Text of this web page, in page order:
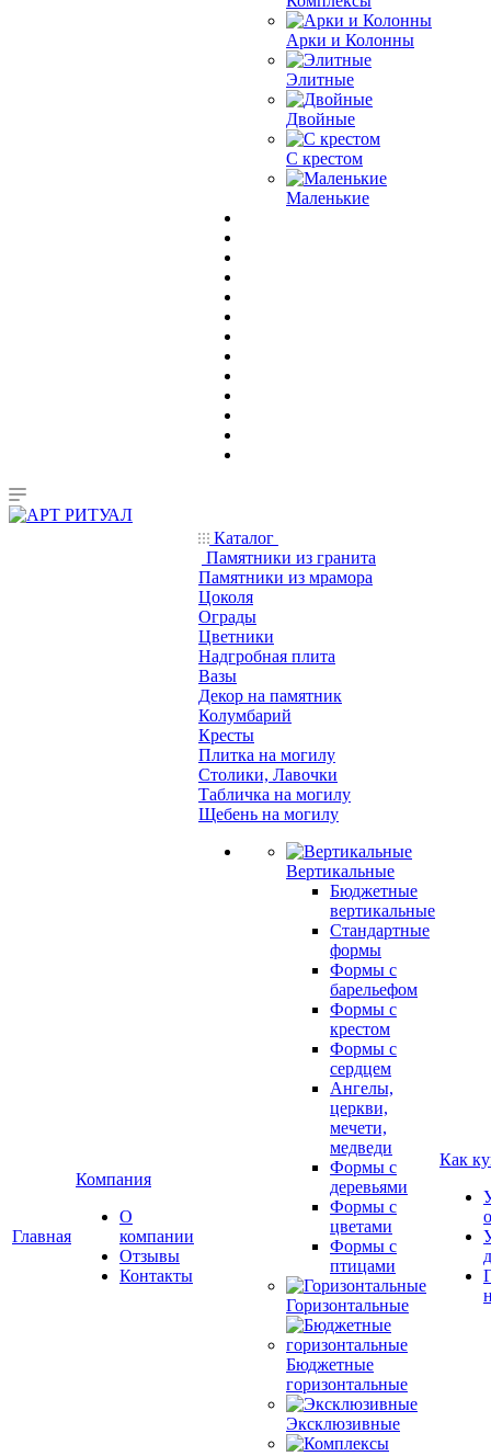
Арки и Колонны
Элитные
Двойные
С крестом
Маленькие
Главная
Компания
О
компании
Отзывы
Контакты
Каталог
Памятники из гранита
Памятники из мрамора
Цоколя
Ограды
Цветники
Надгробная плита
Вазы
Декор на памятник
Колумбарий
Кресты
Плитка на могилу
Столики, Лавочки
Табличка на могилу
Щебень на могилу
Вертикальные
Бюджетные
вертикальные
Стандартные
формы
Формы с
барельефом
Формы с
крестом
Формы с
сердцем
Ангелы,
церкви,
мечети,
медведи
Формы с
деревьями
Формы с
цветами
Формы с
птицами
Горизонтальные
Бюджетные
горизонтальные
Эксклюзивные
Как